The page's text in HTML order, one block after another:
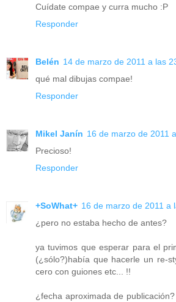
Cuídate compae y curra mucho :P
Responder
Belén 14 de marzo de 2011 a las
qué mal dibujas compae!
Responder
Mikel Janín 16 de marzo de 2011
Precioso!
Responder
+SoWhat+ 16 de marzo de 2011 a
¿pero no estaba hecho de antes?
ya tuvimos que esperar para el
(¿sólo?)había que hacerle un re-
cero con guiones etc... !!
¿fecha aproximada de